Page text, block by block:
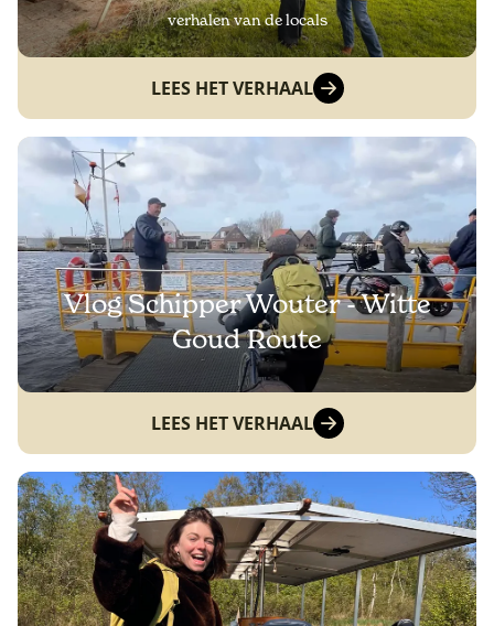
verhalen van de locals
LEES HET VERHAAL
Vlog Schipper Wouter - Witte
Goud Route
LEES HET VERHAAL